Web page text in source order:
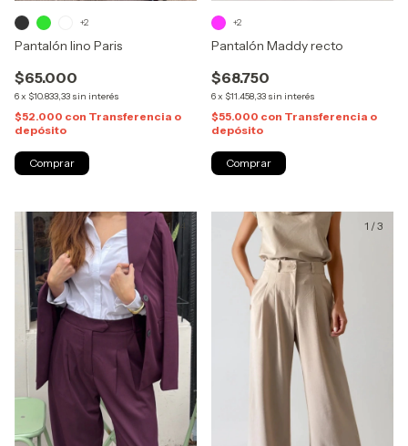
Pantalón lino Paris
$65.000
6x $10.833,33 sin interés
$52.000 con Transferencia o
depósito
+2
Comprar
Pantalón Maddy recto
$68.750
6x $11.458,33 sin interés
$55.000 con Transferencia o
depósito
+2
Comprar
1 / 4 1 /3